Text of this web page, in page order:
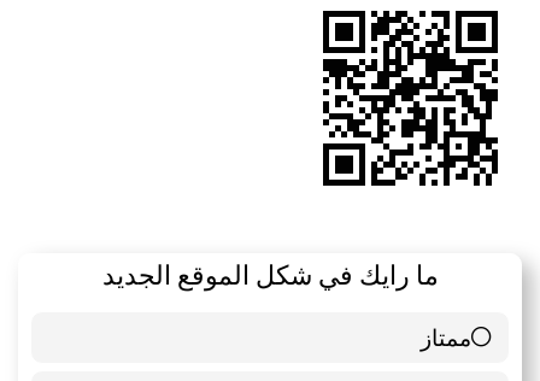
ما رايك في شكل الموقع الجديد
ممتاز
6 ( 85.71 % )